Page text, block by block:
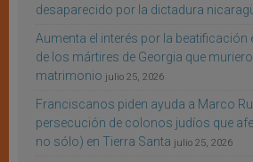
desaparecido por la dictadura
Aumenta el interés por la beatificación
de los mártires de Georgia que
matrimonio julio 25, 2026
Franciscanos piden ayuda a Marco
persecución de colonos judíos que
no sólo) en Tierra Santa julio 25, 2026